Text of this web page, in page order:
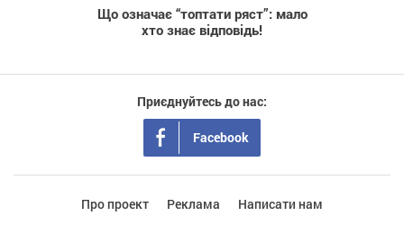
Що означає “топтати ряст”: мало
хто знає відповідь!
Приєднуйтесь до нас:
Facebook
Про проект Реклама Написати нам